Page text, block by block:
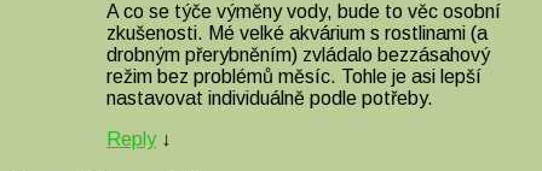
A co se týče výměny vody, bude to věc osobní
zkušenosti. Mé velké akvárium s rostlinami (a
drobným přerybněním) zvládalo bezzásahový
režim bez problémů měsíc. Tohle je asi lepší
nastavovat individuálně podle potřeby.
Reply ↓